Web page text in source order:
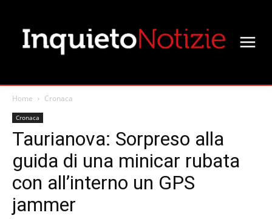
Home Cronaca
Cronaca
Taurianova: Sorpreso alla
guida di una minicar rubata
con all’interno un GPS
jammer